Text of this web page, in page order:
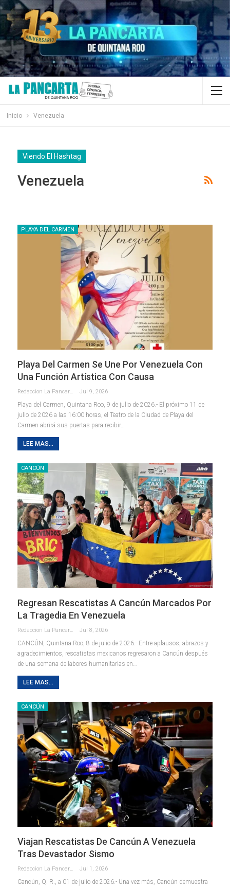
Inicio Venezuela
Viendo El Hashtag
Venezuela
PLAYA DEL CARMEN
Playa Del Carmen Se Une Por Venezuela Con
Una Función Artística Con Causa
Redaccion La Pancarta De Quintana Roo Jul 9, 2026
Playa del Carmen, Quintana Roo, 9 de julio de 2026.- El próximo 11 de
julio de 2026 a las 16:00 horas, el Teatro de la Ciudad de Playa del
Carmen abrirá sus puertas para recibir…
LEE MAS...
CANCÚN
Regresan Rescatistas A Cancún Marcados Por
La Tragedia En Venezuela
Redaccion La Pancarta De Quintana Roo Jul 8, 2026
CANCÚN, Quintana Roo, 8 de julio de 2026.- Entre aplausos, abrazos y
agradecimientos, rescatistas mexicanos regresaron a Cancún después
de una semana de labores humanitarias en…
LEE MAS...
CANCÚN
Viajan Rescatistas De Cancún A Venezuela
Tras Devastador Sismo
Redaccion La Pancarta De Quintana Roo Jul 1, 2026
Cancún, Q. R., a 01 de julio de 2026.- Una vez más, Cancún demuestra